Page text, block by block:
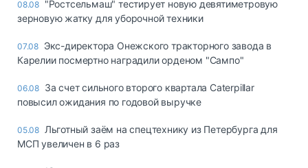
08.08 "Ростсельмаш" тестирует новую девятиметровую
зерновую жатку для уборочной техники
07.08 Экс-директора Онежского тракторного завода в
Карелии посмертно наградили орденом "Сампо"
06.08 За счет сильного второго квартала Caterpillar
повысил ожидания по годовой выручке
05.08 Льготный заём на спецтехнику из Петербурга для
МСП увеличен в 6 раз